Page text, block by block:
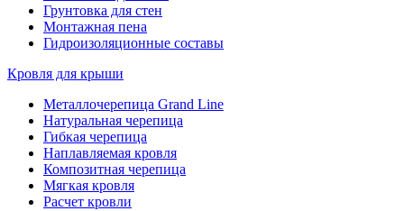
Грунтовка для стен
Монтажная пена
Гидроизоляционные составы
Кровля для крыши
Металлочерепица Grand Line
Натуральная черепица
Гибкая черепица
Наплавляемая кровля
Композитная черепица
Мягкая кровля
Расчет кровли